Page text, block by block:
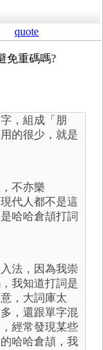
quote
免重碼嗎?
，組成「朋
的很少，就是
不亦樂
代人都不是這
哈哈倉頡打詞
法，因為我崇
我知道打詞是
，大詞庫太
，還跟單字混
經常發現某些
哈哈倉頡，我